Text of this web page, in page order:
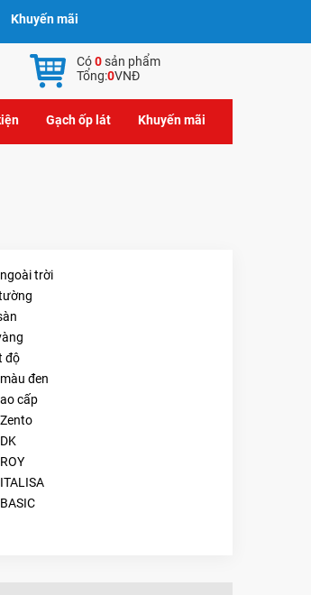
Khuyến mãi
Có0sản phẩm
Tổng:0VNĐ
Gạch ốp lát Khuyến mãi
trời
độ
đen
cấp